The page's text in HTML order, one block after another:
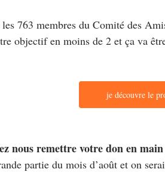
les 763 membres du Comité des
objectif en moins de 2 et ça va
je découvre le
nous remettre votre don en
partie du mois d’août et on